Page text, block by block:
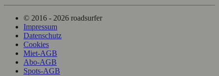
© 2016 - 2026 roadsurfer
Impressum
Datenschutz
Cookies
Miet-AGB
Abo-AGB
Spots-AGB